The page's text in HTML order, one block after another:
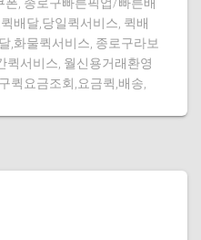
배달,당일퀵서비스, 퀵배
,화물퀵서비스, 종로구라보
퀵서비스, 월신용거래환영
퀵요금조회,요금퀵,배송,